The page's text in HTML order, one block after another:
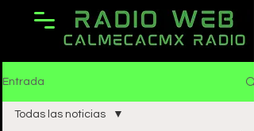
Entrada
Todas las noticias